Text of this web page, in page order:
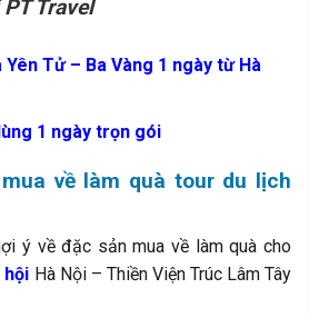
Travel
Tử – Ba Vàng 1 ngày từ Hà
1 ngày trọn gói
về làm quà tour du lịch
ý về đặc sản mua về làm quà cho
Hà Nội – Thiền Viện Trúc Lâm Tây